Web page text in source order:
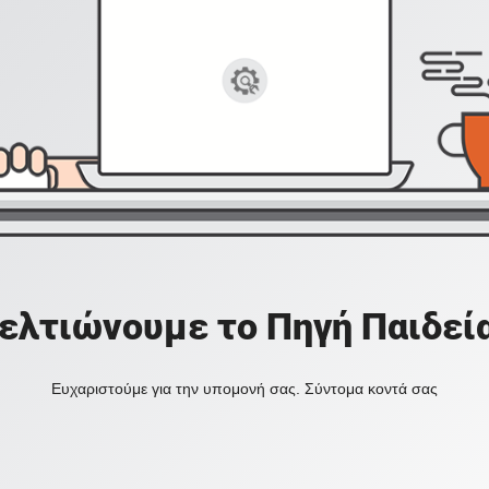
το Πηγή
Ευχαριστούμε για την υπομονή σας. Σύντομα κοντά σας